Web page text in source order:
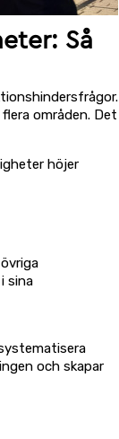
Så
områden. Det
höjer
sina
och skapar